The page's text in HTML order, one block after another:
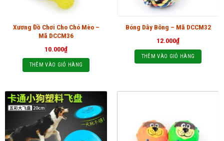
Xương Đồ Chơi Cho Chó Mèo –
Mã DCCM36
10.000₫
THÊM VÀO GIỎ HÀNG
Bóng Dây Bông – Mã DCCM32
12.000₫
THÊM VÀO GIỎ HÀNG